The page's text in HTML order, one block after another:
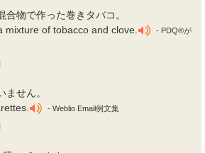
合物で作った巻き タバコ 。
mixture of tobacco and clove.
- PDQ®が
ません。
- Weblio Email例文集